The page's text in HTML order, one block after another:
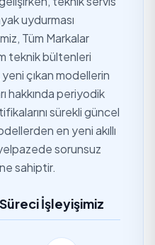
uydurması
Tüm Markalar
teknik bültenleri
çıkan modellerin
hakkında periyodik
sürekli güncel
en yeni akıllı
sorunsuz
sahiptir.
İşleyişimiz